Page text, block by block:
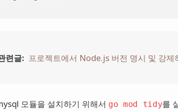
로드
련글: 프로젝트에서 Node.js 버전 명시 및 강제
모듈을 설치하기 위해서 go mod tidy를